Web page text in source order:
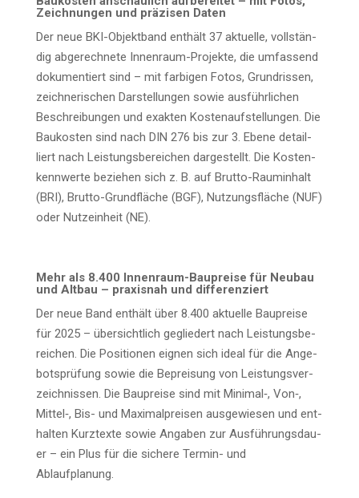
Zeich­nun­gen und prä­zi­sen Daten
Der neue BKI-Objekt­band ent­hält 37 aktu­el­le, voll­stän­
dig abge­rech­ne­te Innen­raum-Pro­jek­te, die umfas­send
doku­men­tiert sind – mit far­bi­gen Fotos, Grund­ris­sen,
zeich­ne­ri­schen Dar­stel­lun­gen sowie aus­führ­li­chen
Beschrei­bun­gen und exak­ten Kos­ten­auf­stel­lun­gen. Die
Bau­kos­ten sind nach DIN 276 bis zur 3. Ebe­ne detail­
liert nach Leis­tungs­be­rei­chen dar­ge­stellt. Die Kos­ten­
kenn­wer­te bezie­hen sich z. B. auf Brut­to-Raum­in­halt
(BRI), Brut­to-Grund­flä­che (BGF), Nut­zungs­flä­che (NUF)
oder Nutz­ein­heit (NE).
Mehr als 8.400 Innen­raum-Bau­prei­se für Neu­bau
und Alt­bau – pra­xis­nah und differenziert
Der neue Band ent­hält über 8.400 aktu­el­le Bau­prei­se
für 2025 – über­sicht­lich geglie­dert nach Leis­tungs­be­
rei­chen. Die Posi­tio­nen eig­nen sich ide­al für die Ange­
bots­prü­fung sowie die Beprei­sung von Leis­tungs­ver­
zeich­nis­sen. Die Bau­prei­se sind mit Minimal‑, Von‑,
Mittel‑, Bis- und Maxi­mal­prei­sen aus­ge­wie­sen und ent­
hal­ten Kurz­tex­te sowie Anga­ben zur Aus­füh­rungs­dau­
er – ein Plus für die siche­re Ter­min- und
Ablaufplanung.